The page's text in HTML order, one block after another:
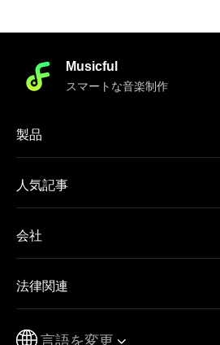
Musicful
スマートな音楽制作
製品
人気記事
会社
法律関連
言語を変更